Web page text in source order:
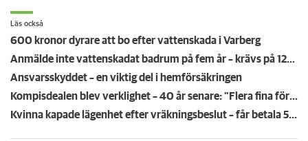
Läs också
600 kronor dyrare att bo efter vattenskada i Varberg
Anmälde inte vattenskadat badrum på fem år – krävs på 125 000 kronor
Ansvarsskyddet – en viktig del i hemförsäkringen
Kompisdealen blev verklighet – 40 år senare: "Flera fina fördelar med att dela bostad"
Kvinna kapade lägenhet efter vräkningsbeslut – får betala 50 000